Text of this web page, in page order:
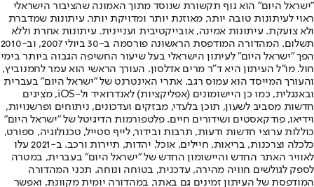
"ישראל היום" הוא גוף תקשורת שנוסד מתוך האמונה שהציבור הישראלי
ראוי לעיתונות טובה יותר, מאוזנת יותר ומדויקת יותר. עיתונות שמדברת
ולא צועקת. עיתונות אמינה, אובייקטיבית ועניינית. עיתונות אחרת וללא
תשלום. המהדורה המודפסת הראשונה פורסמה ב-30 ביולי 2007, וב-2010
הפך "ישראל היום" לעיתון הישראלי בעל שיעור החשיפה הגבוה ביותר בימי
חול. מו"ל העיתון היא ד"ר מרים אדלסון. העורך הראשי הוא עמר לחמנוביץ,
והעורך המייסד הוא עמוס רגב. אתרי האינטרנט של "ישראל היום" בעברית
ובאנגלית, כמו כן היישומונים (אפליקציות) לאנדרואיד ול-iOS, מציגים
חדשות מסביב לשעון, תוכן בלעדי, מבזקים ועדכונים, ניתוחים ופרשנויות,
וידיאו, פודקאסטים ושידורים חיים. פלטפורמות הדיגיטל של "ישראל היום"
כוללות ערוצי חדשות ודעות, תרבות ובידור, לייף סטייל, טכנולוגיה, ספורט,
כלכלה וצרכנות, בריאות, חיילים, אוכל, יהדות, תיירות ורכב. ב-2021 עלו
לאוויר האתר החדש והיישומון החדש של "ישראל היום" בעברית, במטרה
לספק לגולשים חוויה מהירה, עדכנית, בטוחה ונוחה. תכני המהדורה
המודפסת של העיתון זמינים גם באתר, במהדורה יומית מקוונת, ואפשר